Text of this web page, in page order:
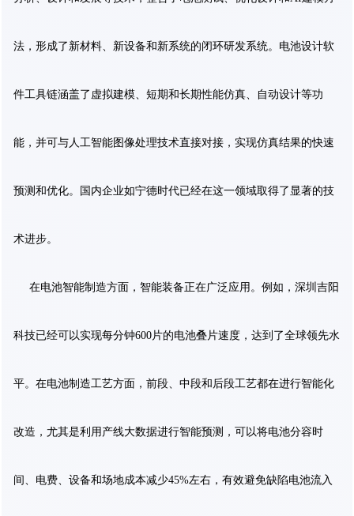
法，形成了新材料、新设备和新系统的闭环研发系统。电池设计软
件工具链涵盖了虚拟建模、短期和长期性能仿真、自动设计等功
能，并可与人工智能图像处理技术直接对接，实现仿真结果的快速
预测和优化。国内企业如宁德时代已经在这一领域取得了显著的技
术进步。
在电池智能制造方面，智能装备正在广泛应用。例如，深圳吉阳
科技已经可以实现每分钟600片的电池叠片速度，达到了全球领先水
平。在电池制造工艺方面，前段、中段和后段工艺都在进行智能化
改造，尤其是利用产线大数据进行智能预测，可以将电池分容时
间、电费、设备和场地成本减少45%左右，有效避免缺陷电池流入